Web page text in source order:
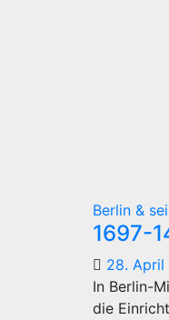
Berlin &
1697-
28. April
In Berlin-
die